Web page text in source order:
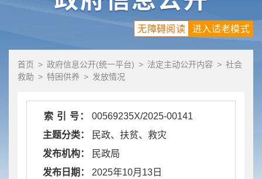
进入适老模式
无障碍阅读
首页 > 政府信息公开(统一平台) > 法定主动公开内容 > 社会
救助 > 特困供养 > 发放情况
索 引 号：
00569235X/2025-00141
主题分类：
民政、扶贫、救灾
发布机构：
民政局
发布日期：
2025年10月13日